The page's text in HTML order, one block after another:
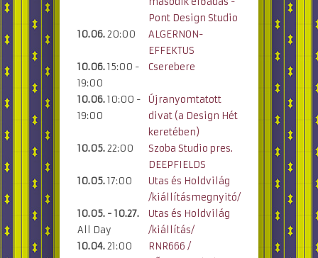
Pont Design Studio
10.06.20:00
ALGERNON-
EFFEKTUS
10.06.15:00 -
19:00
Cserebere
10.06.10:00 -
19:00
Újranyomtatott
divat (a Design Hét
keretében)
10.05.22:00
Szoba Studio pres.
DEEPFIELDS
10.05.17:00
Utas és Holdvilág
/kiállításmegnyitó/
10.05. - 10.27.
All Day
Utas és Holdvilág
/kiállítás/
10.04.21:00
RNR666 /